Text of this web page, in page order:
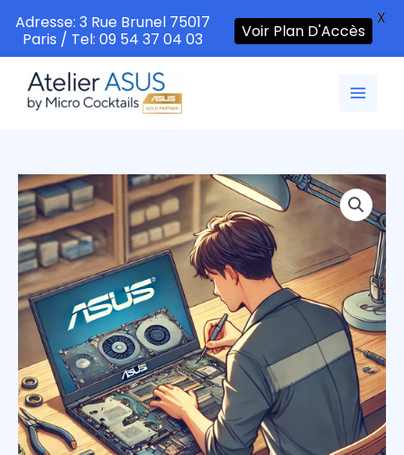
contenu
Adresse: 3 Rue Brunel 75017
Paris / Tel: 09 54 37 04 03
Voir Plan D'Accès
X